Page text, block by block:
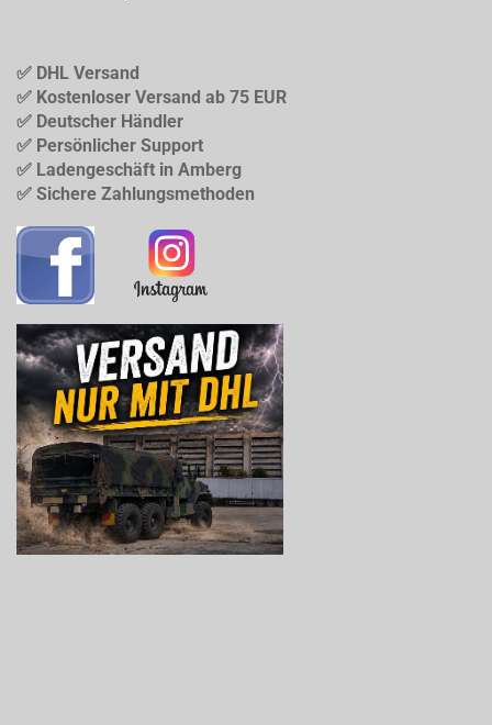
✅ DHL Versand
✅ Kostenloser Versand ab 75 EUR
✅ Deutscher Händler
✅ Persönlicher Support
✅ Ladengeschäft in Amberg
✅ Sichere Zahlungsmethoden